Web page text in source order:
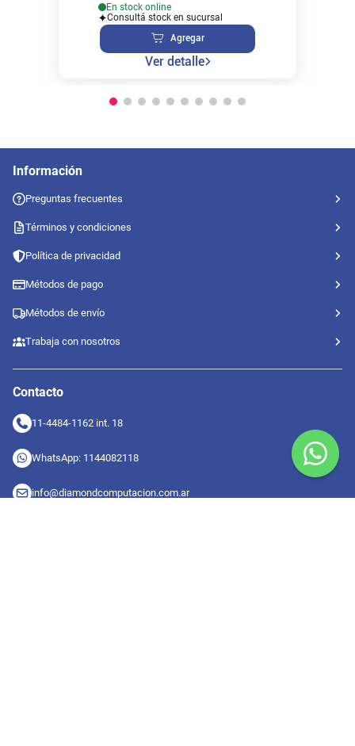
En stock online
Consultá stock en sucursal
Agregar
Ver detalle
Información
Preguntas frecuentes
Términos y condiciones
Política de privacidad
Métodos de pago
Métodos de envío
Trabaja con nosotros
Contacto
11-4484-1162 int. 18
WhatsApp: 1144082118
info@diamondcomputacion.com.ar